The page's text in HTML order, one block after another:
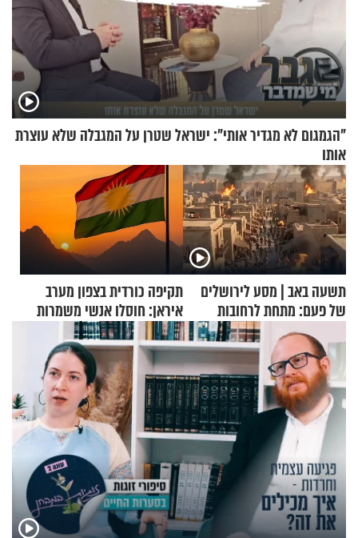
"הגמגום לא מגדיר אותי": ישראל שטרן על המגבלה שלא עוצרת
אותו
תשעה באב | מסע לירושלים
של פעם: מתחת לרחובות
ירושלים
תקיפה כורדית בצפון מערב
איראן: חוסלו אנשי משמרות
המהפכה